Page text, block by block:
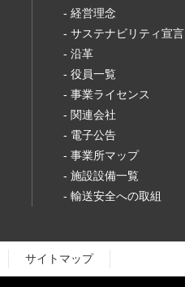
- 経営理念
- サステナビリティ宣言
- 沿革
- 役員一覧
- 事業ライセンス
- 関連会社
- 電子公告
- 事業所マップ
- 施設設備一覧
- 輸送安全への取組
サイトマップ